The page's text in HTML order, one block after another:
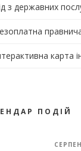
з державних
карта
ПОДІЙ